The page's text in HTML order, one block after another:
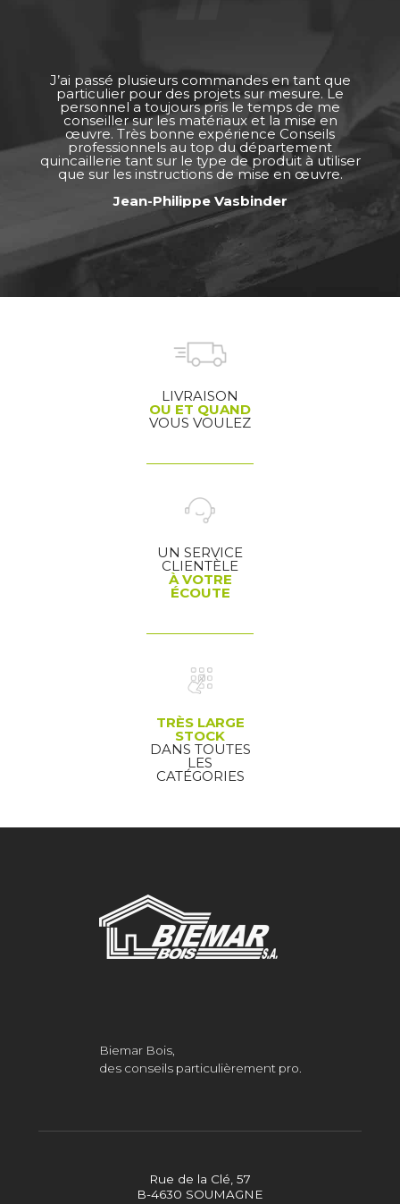
J’ai passé plusieurs commandes en tant que
particulier pour des projets sur mesure. Le
personnel a toujours pris le temps de me
conseiller sur les matériaux et la mise en
œuvre. Très bonne expérience Conseils
professionnels au top du département
quincaillerie tant sur le type de produit à utiliser
que sur les instructions de mise en œuvre.
Jean-Philippe Vasbinder
LIVRAISON
OU ET QUAND
VOUS VOULEZ
UN SERVICE
CLIENTÈLE
À VOTRE
ÉCOUTE
TRÈS LARGE
STOCK
DANS TOUTES
LES
CATÉGORIES
Biemar Bois,
des conseils particulièrement pro.
Rue de la Clé, 57
B-4630 SOUMAGNE